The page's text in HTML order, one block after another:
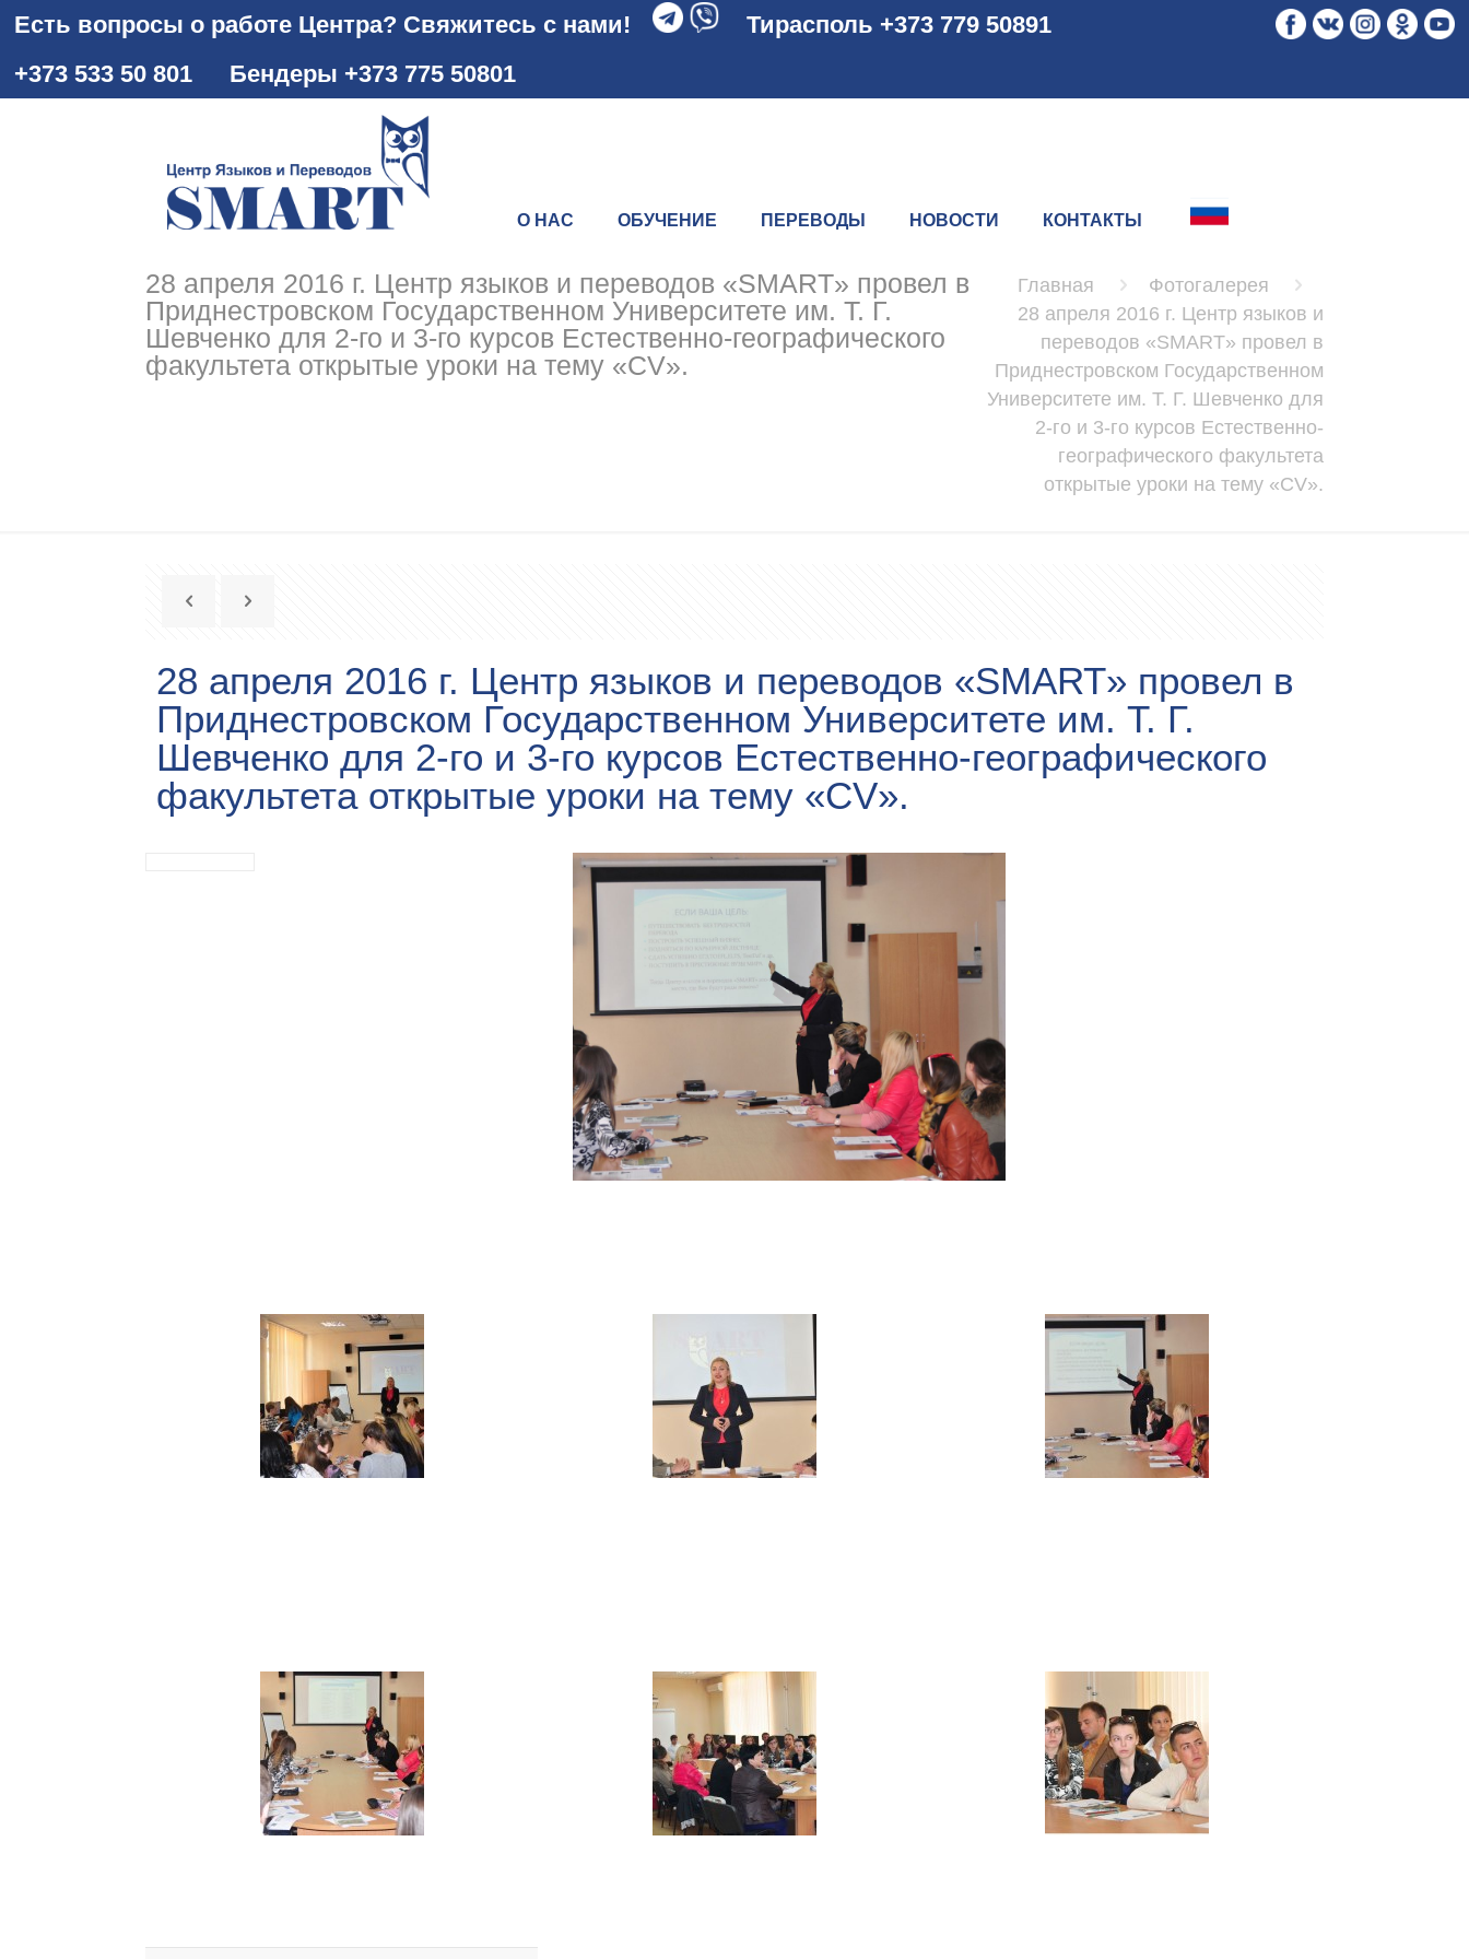
Есть вопросы о работе Центра? Свяжитесь с нами!
Тирасполь +373 779 50891
+373 533 50 801
Бендеры +373 775 50801
О НАС ОБУЧЕНИЕ ПЕРЕВОДЫ НОВОСТИ КОНТАКТЫ
28 апреля 2016 г. Центр языков и переводов «SMART» провел в
Приднестровском Государственном Университете им. Т. Г.
Шевченко для 2-го и 3-го курсов Естественно-географического
факультета открытые уроки на тему «CV».
Главная
Фотогалерея
28 апреля 2016 г. Центр языков и
переводов «SMART» провел в
Приднестровском Государственном
Университете им. Т. Г. Шевченко для
2-го и 3-го курсов Естественно-
географического факультета
открытые уроки на тему «CV».
28 апреля 2016 г. Центр языков и переводов «SMART» провел в
Приднестровском Государственном Университете им. Т. Г.
Шевченко для 2-го и 3-го курсов Естественно-географического
факультета открытые уроки на тему «CV».